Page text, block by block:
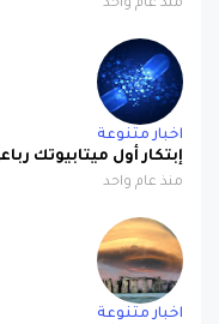
منذ عام واحد
اخبار متنوعة
إبتكار أول ميتابيوتك
منذ عام واحد
اخبار متنوعة